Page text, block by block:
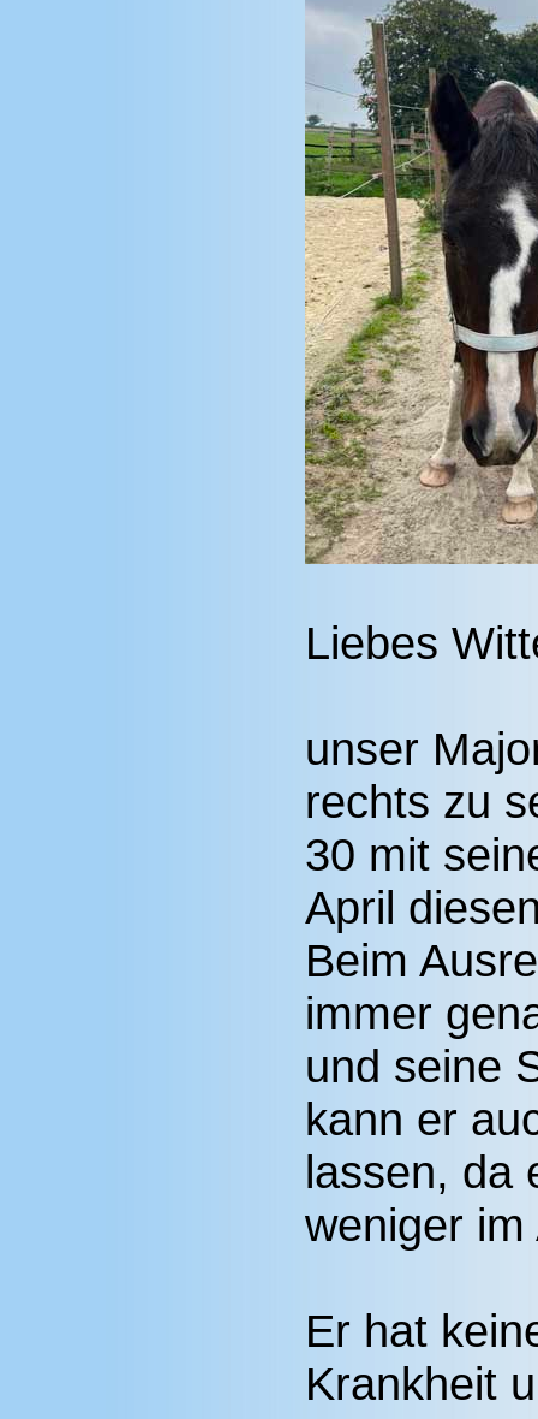
Liebes
unser
rechts zu
30 mit
April
Beim
immer
und seine
kann er
lassen, da
weniger
Er hat
Krankheit